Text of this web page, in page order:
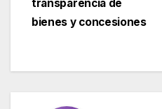
transparencia de
bienes y concesiones